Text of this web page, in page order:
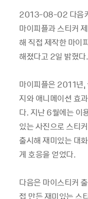
2013-08-02 다음커
마이피플과 스티커
해 직접 제작한 마이
해졌다고 2일 밝혔다.
마이피플은 2011년,
지와 애니메이션 효
다. 지난 6월에는 이
있는 사진으로 스티
출시해 재미있는 대
게 호응을 얻었다.
다음은 마이스티커
접 만든 재미있는 스